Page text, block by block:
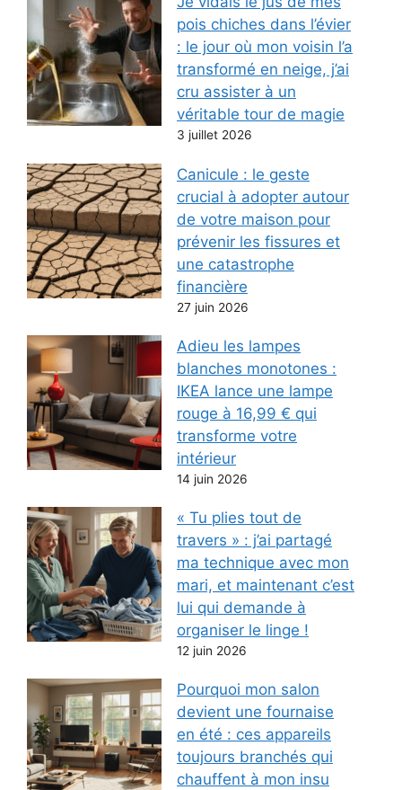
pois chiches dans l’évier
: le jour où mon voisin l’a
transformé en neige, j’ai
cru assister à un
véritable tour de magie
3 juillet 2026
Canicule : le geste
crucial à adopter autour
de votre maison pour
prévenir les fissures et
une catastrophe
financière
27 juin 2026
Adieu les lampes
blanches monotones :
IKEA lance une lampe
rouge à 16,99 € qui
transforme votre
intérieur
14 juin 2026
« Tu plies tout de
travers » : j’ai partagé
ma technique avec mon
mari, et maintenant c’est
lui qui demande à
organiser le linge !
12 juin 2026
Pourquoi mon salon
devient une fournaise
en été : ces appareils
toujours branchés qui
chauffent à mon insu